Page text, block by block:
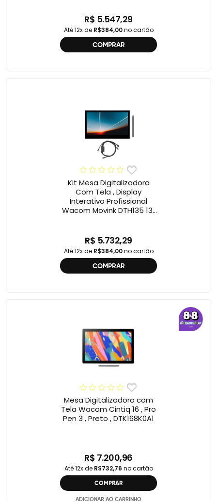
R$ 5.547,29
Até 12x de R$384,00no cartão
COMPRAR
Kit Mesa Digitalizadora
Com Tela , Display
Interativo Profissional
Wacom Movink DTH135 13”
R$ 5.732,29
Até 12x de R$384,00no cartão
COMPRAR
Mesa Digitalizadora com
Tela Wacom Cintiq 16 , Pro
Pen 3 , Preto , DTK168K0A1
R$ 7.200,96
Até 12x de R$732,76 no cartão
COMPRAR
ADICIONAR AO CARRINHO